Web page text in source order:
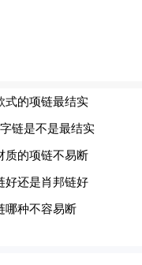
企业，贡献了超
，建设了全省
。
、更长远眼光谋